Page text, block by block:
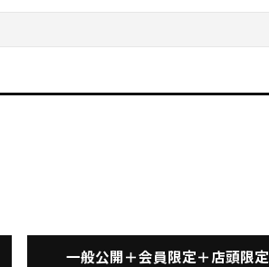
一般公開＋会員限定＋店頭限定